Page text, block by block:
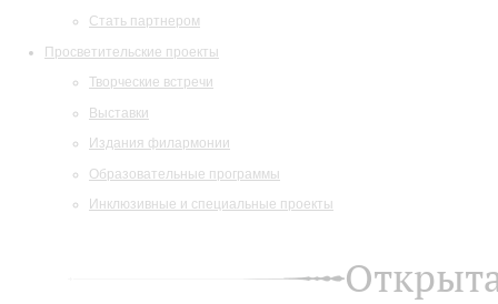
Стать партнером
Просветительские проекты
Творческие встречи
Выставки
Издания филармонии
Образовательные программы
Инклюзивные и специальные проекты